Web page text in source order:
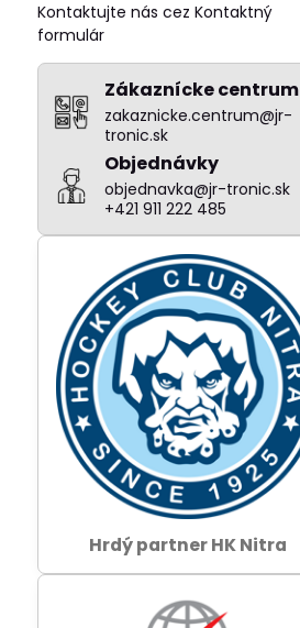
Kontaktujte nás cez Kontaktný
formulár
Zákaznícke centrum
zakaznicke.centrum@jr-
tronic.sk
Objednávky
objednavka@jr-tronic.sk
+421 911 222 485
Hrdý partner HK Nitra